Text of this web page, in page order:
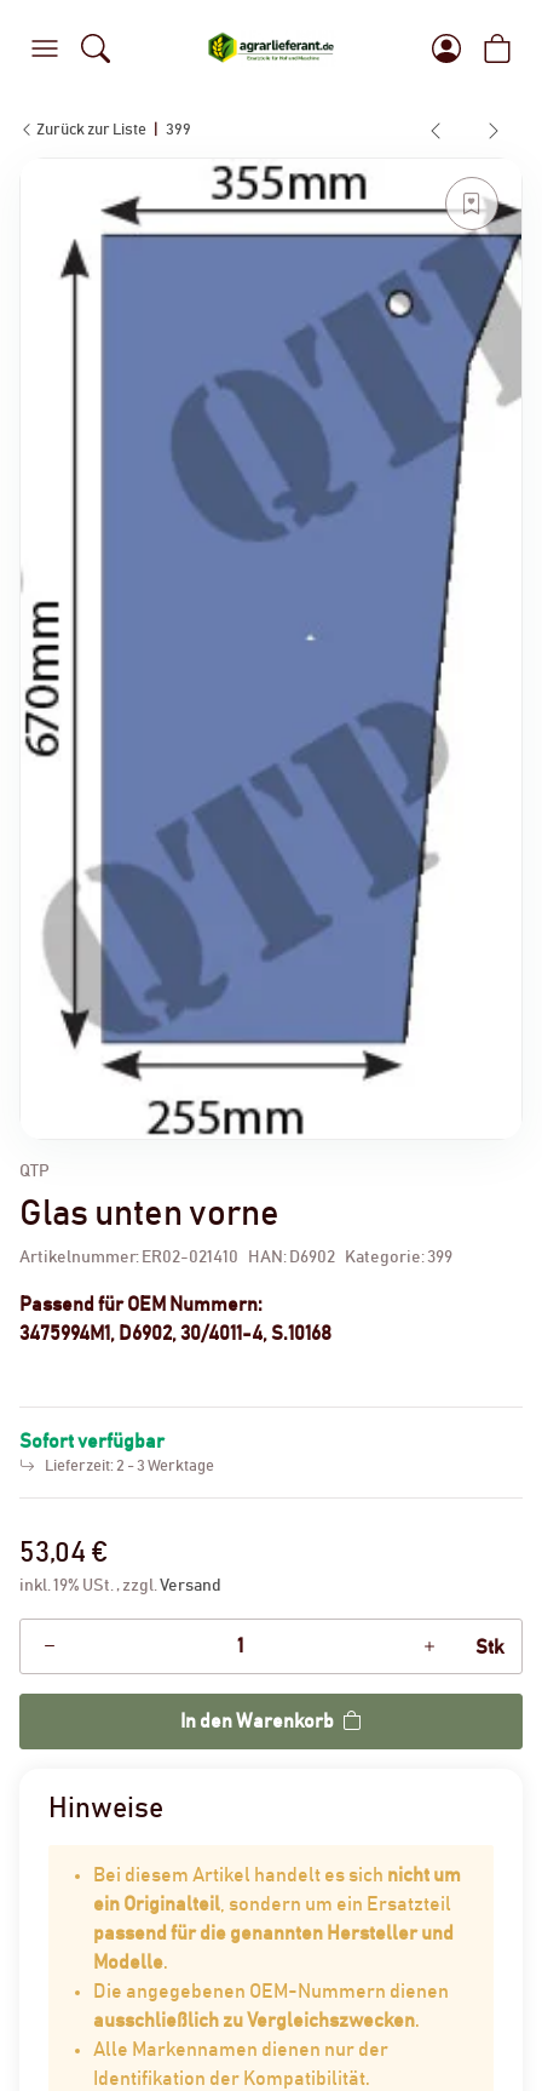
Zurück zur Liste 399
QTP
Glas unten vorne
Artikelnummer: ER02-021410 HAN: D6902 Kategorie:399
Passend für OEM Nummern:
3475994M1, D6902, 30/4011-4, S.10168
Sofort verfügbar
Lieferzeit: 2 - 3 Werktage
53,04 €
inkl. 19% USt. , zzgl.Versand
Stk
In den Warenkorb
Hinweise
Bei diesem Artikel handelt es sich nicht um
ein Originalteil, sondern um ein Ersatzteil
passend für die genannten Hersteller und
Modelle.
Die angegebenen OEM-Nummern dienen
ausschließlich zu Vergleichszwecken.
Alle Markennamen dienen nur der
Identifikation der Kompatibilität.